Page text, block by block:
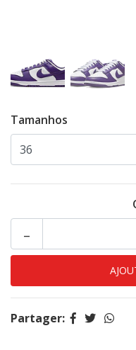
Tamanhos
-
Partager: